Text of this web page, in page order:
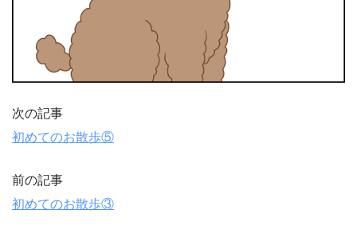
次の記事
初めてのお散歩⑤
前の記事
初めてのお散歩③